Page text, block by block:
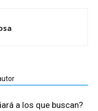
a los que buscan?